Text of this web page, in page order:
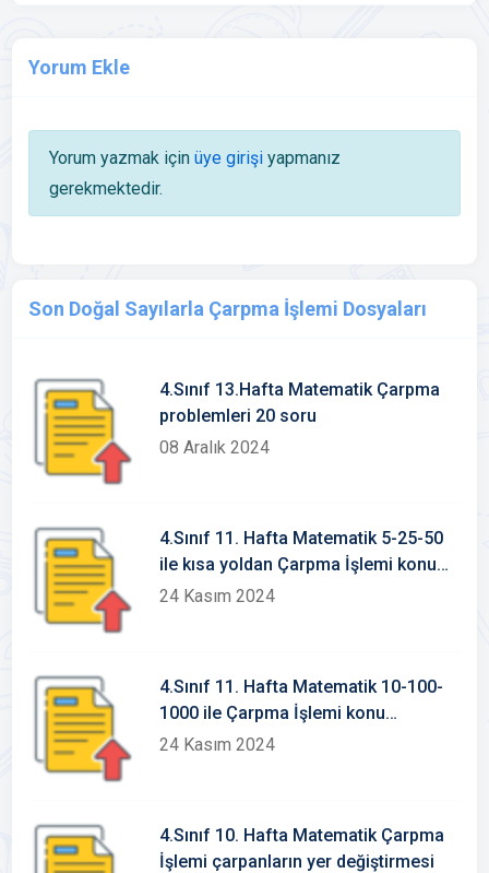
Yorum Ekle
Yorum yazmak için üye girişiyapmanız
gerekmektedir.
Son Doğal Sayılarla Çarpma İşlemi Dosyaları
4.Sınıf 13.Hafta Matematik Çarpma
problemleri 20 soru
08 Aralık 2024
4.Sınıf 11. Hafta Matematik 5-25-50
ile kısa yoldan Çarpma İşlemi konu
etkinlikleri
24 Kasım 2024
4.Sınıf 11. Hafta Matematik 10-100-
1000 ile Çarpma İşlemi konu
etkinlikleri
24 Kasım 2024
4.Sınıf 10. Hafta Matematik Çarpma
İşlemi çarpanların yer değiştirmesi